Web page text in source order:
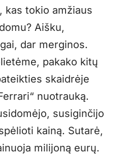
kas tokio amžiaus
Aišku,
dar merginos.
pakako kitų
skaidrėje
nuotrauką.
susiginčijo
kainą. Sutarė,
milijoną eurų.